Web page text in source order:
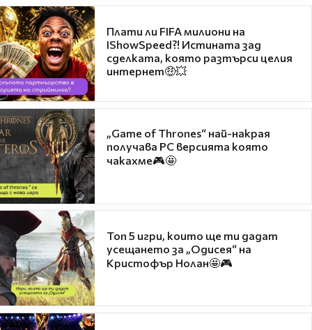
Плати ли FIFA милиони на
IShowSpeed?! Истината зад
сделката, която разтърси целия
интернет🤑💥
„Game of Thrones“ най-накрая
получава PC версията която
чакахме🎮🤩
Топ 5 игри, които ще ти дадат
усещането за „Одисея“ на
Кристофър Нолан🤩🎮